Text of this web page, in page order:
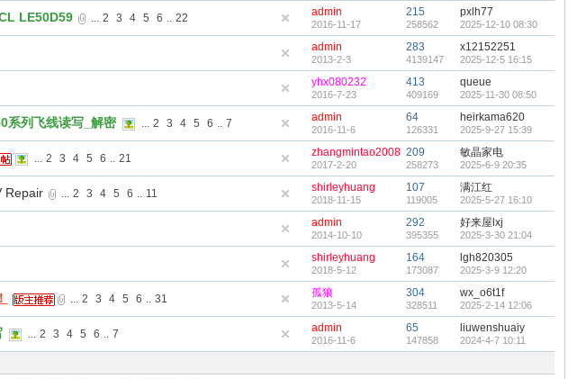
LE50D59 ... 2 3 4 5 6 .. 22 admin
2016-11-17
215
258562
pxlh77
2025-12-10 08:30
admin
2013-2-3
283
4139147
x12152251
2025-12-5 16:15
yhx080232
2016-7-23
413
409169
queue
2025-11-30 08:50
系列飞线读写_解密 ... 2 3 4 5 6 .. 7 admin
2016-11-6
64
126331
heirkama620
2025-9-27 15:39
... 2 3 4 5 6 .. 21 zhangmintao2008
2017-2-20
209
258273
敏晶家电
2025-6-9 20:35
Repair ... 2 3 4 5 6 .. 11 shirleyhuang
2018-11-15
107
119005
满江红
2025-5-27 16:10
admin
2014-10-10
292
395355
好来屋lxj
2025-3-30 21:04
shirleyhuang
2018-5-12
164
173087
lgh820305
2025-3-9 12:20
... 2 3 4 5 6 .. 31 孤狼
2013-5-14
304
328511
wx_o6t1f
2025-2-14 12:06
... 2 3 4 5 6 .. 7 admin
2016-11-6
65
147858
liuwenshuaiy
2024-4-7 10:11